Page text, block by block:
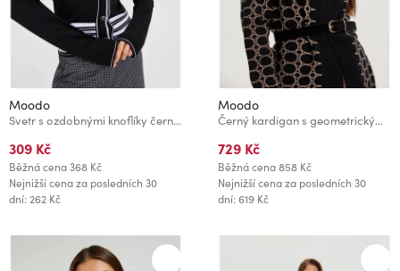
Moodo
Svetr s ozdobnými knoflíky černý Moodo
309 Kč
Běžná cena368 Kč
Nejnižší cena za posledních 30
dní: 262 Kč
Moodo
Černý kardigan s geometrickým vzorem Moodo
729 Kč
Běžná cena858 Kč
Nejnižší cena za posledních 30
dní: 619 Kč